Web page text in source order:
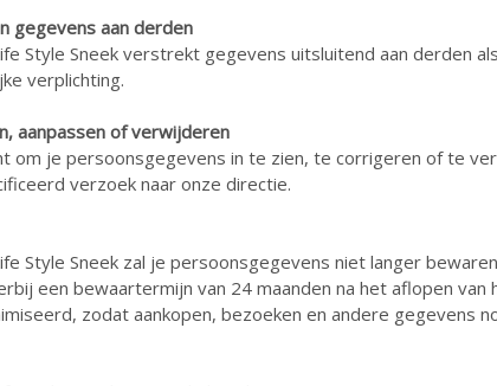
gegevens aan derden
Style Sneek verstrekt gegevens uitsluitend aan derden
verplichting.
aanpassen of verwijderen
om je persoonsgegevens in te zien, te corrigeren of te
verzoek naar onze directie.
Style Sneek zal je persoonsgegevens niet langer
een bewaartermijn van 24 maanden na het aflopen
zodat aankopen, bezoeken en andere gegevens